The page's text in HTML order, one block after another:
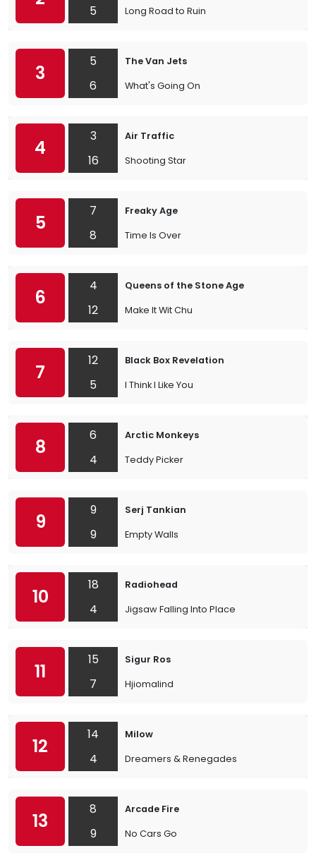
5 Long Road to Ruin
3
5
6
The Van Jets
What's Going On
4
3
16
Air Traffic
Shooting Star
5
7
8
Freaky Age
Time Is Over
6
4
12
Queens of the Stone Age
Make It Wit Chu
7
12
5
Black Box Revelation
I Think I Like You
8
6
4
Arctic Monkeys
Teddy Picker
9
9
9
Serj Tankian
Empty Walls
10
18
4
Radiohead
Jigsaw Falling Into Place
11
15
7
Sigur Ros
Hjiomalind
12
14
4
Milow
Dreamers & Renegades
13
8
9
Arcade Fire
No Cars Go